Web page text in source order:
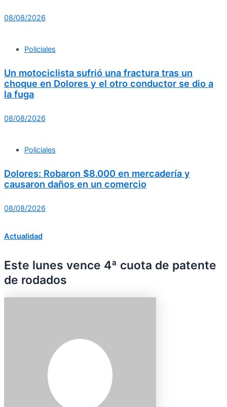
08/08/2026
Policiales
Un motociclista sufrió una fractura tras un
choque en Dolores y el otro conductor se dio a
la fuga
08/08/2026
Policiales
Dolores: Robaron $8.000 en mercadería y
causaron daños en un comercio
08/08/2026
Actualidad
Este lunes vence 4ª cuota de patente
de rodados